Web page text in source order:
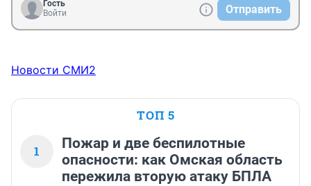
Гость
Войти
Отправить
Новости СМИ2
ТОП 5
1
Пожар и две беспилотные
опасности: как Омская область
пережила вторую атаку БПЛА